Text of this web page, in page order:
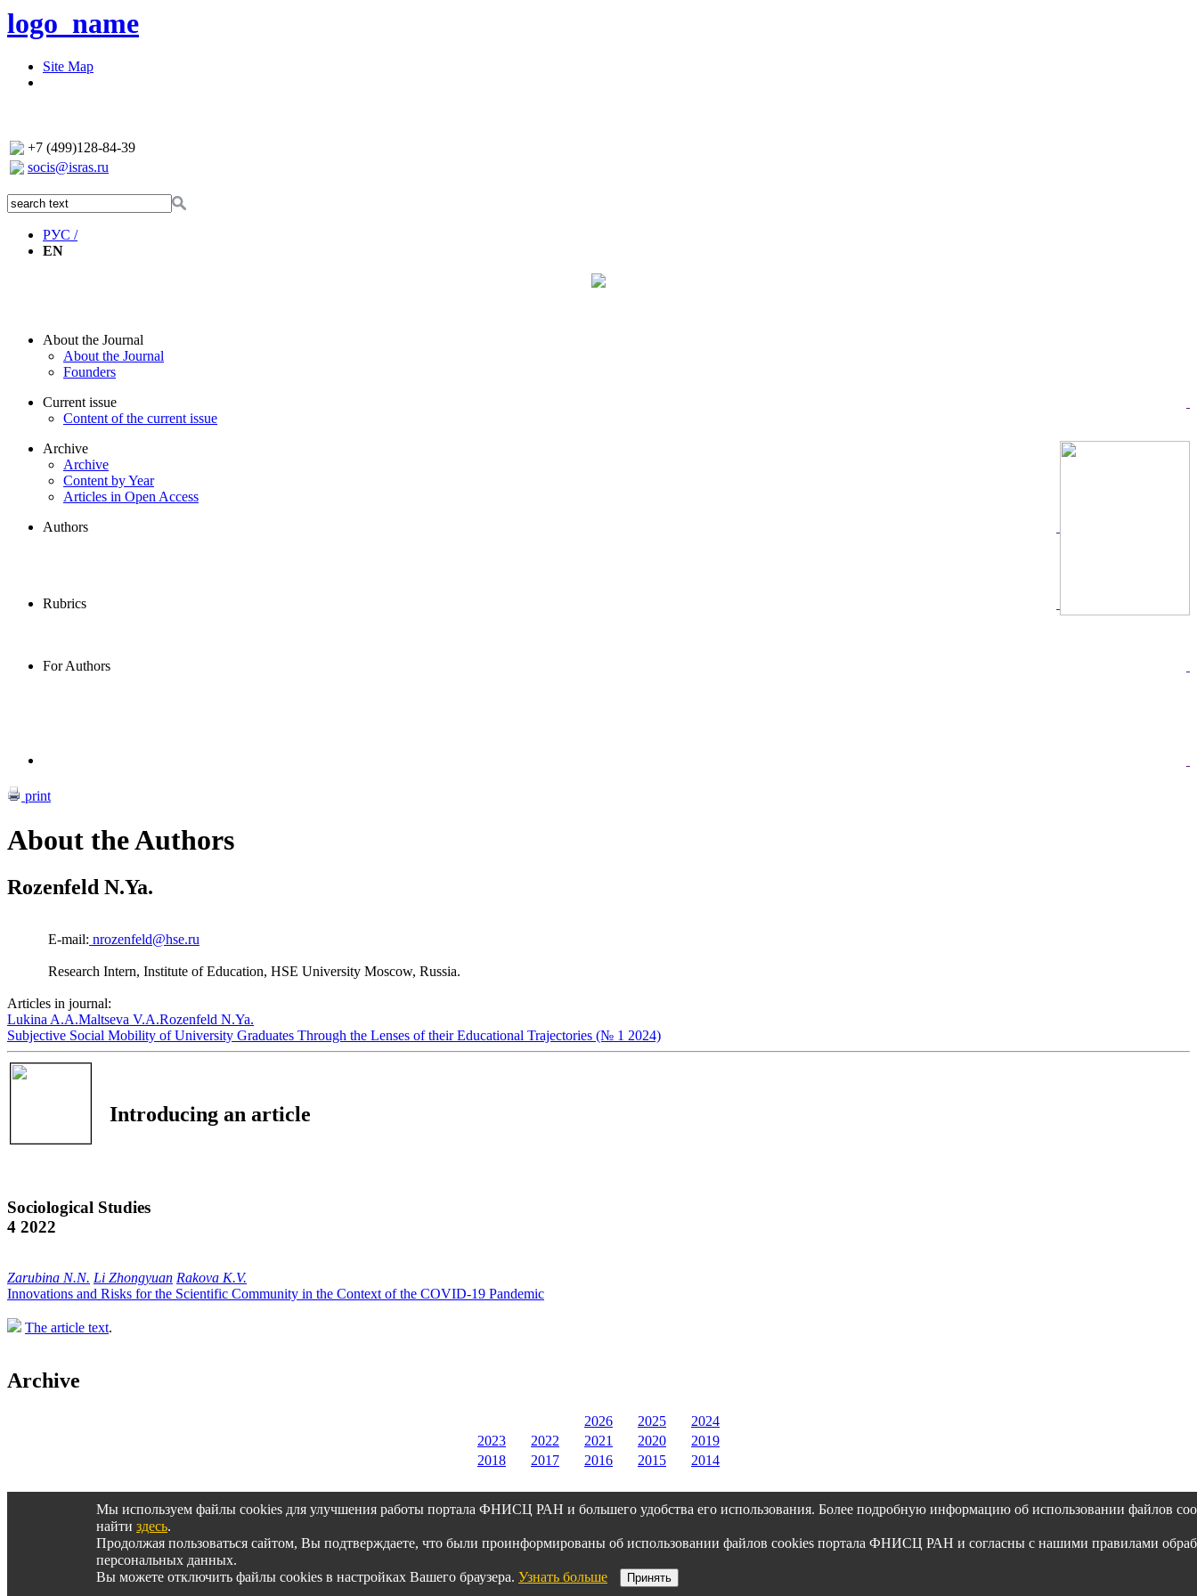
logo_name
Site Map
+7 (499)128-84-39
socis@isras.ru
РУС /
EN
About the Journal
About the Journal
Founders
Current issue
Content of the current issue
Archive
Archive
Content by Year
Articles in Open Access
Authors
Rubrics
For Authors
print
About the Authors
Rozenfeld N.Ya.
E-mail: nrozenfeld@hse.ru
Research Intern, Institute of Education, HSE University Moscow, Russia.
Articles in journal:
Lukina A.A.Maltseva V.A.Rozenfeld N.Ya.
Subjective Social Mobility of University Graduates Through the Lenses of their Educational Trajectories (№ 1 2024)
Introducing an article
Sociological Studies
4 2022
Zarubina N.N. Li Zhongyuan Rakova K.V.
Innovations and Risks for the Scientific Community in the Context of the COVID-19 Pandemic
The article text.
Archive
2026 2025
2024
2023
2022 2021 2020
2019
2018
2017 2016 2015 2014
Архив журнала за 2014-2000 гг.
© SOCIS, 2015-2025
Мы используем файлы cookies для улучшения работы портала ФНИСЦ РАН и большего удобства его использования. Более подробную информацию об использовании файлов
найти здесь.
Продолжая пользоваться сайтом, Вы подтверждаете, что были проинформированы об использовании файлов cookies портала ФНИСЦ РАН и согласны с нашими правилами
персональных данных.
Вы можете отключить файлы cookies в настройках Вашего браузера. Узнать больше Принять